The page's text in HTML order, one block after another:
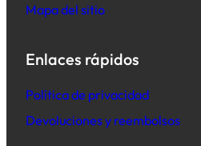
Mapa del sitio
Enlaces rápidos
Política de privacidad
Devoluciones y reembolsos